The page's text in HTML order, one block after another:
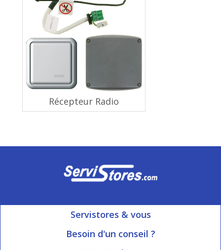
Récepteur Radio
Servistores & vous
Mon compte
Besoin d'un conseil ?